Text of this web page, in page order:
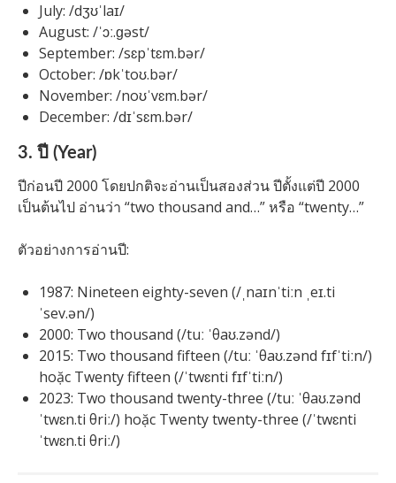
July: /dʒʊˈlaɪ/
August: /ˈɔː.ɡəst/
September: /sɛpˈtɛm.bər/
October: /ɒkˈtoʊ.bər/
November: /noʊˈvɛm.bər/
December: /dɪˈsɛm.bər/
3. ปี (Year)
ปีก่อนปี 2000 โดยปกติจะอ่านเป็นสองส่วน ปีตั้งแต่ปี 2000
เป็นต้นไป อ่านว่า “two thousand and…” หรือ “twenty…”
ตัวอย่างการอ่านปี:
1987: Nineteen eighty-seven (/ˌnaɪnˈtiːn ˌeɪ.ti
ˈsev.ən/)
2000: Two thousand (/tuː ˈθaʊ.zənd/)
2015: Two thousand fifteen (/tuː ˈθaʊ.zənd fɪfˈtiːn/)
hoặc Twenty fifteen (/ˈtwɛnti fɪfˈtiːn/)
2023: Two thousand twenty-three (/tuː ˈθaʊ.zənd
ˈtwɛn.ti θriː/) hoặc Twenty twenty-three (/ˈtwɛnti
ˈtwɛn.ti θriː/)